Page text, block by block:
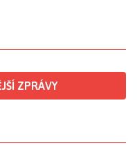
ZPRÁVY